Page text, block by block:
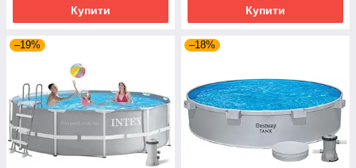
Купити Купити
–19% –18%